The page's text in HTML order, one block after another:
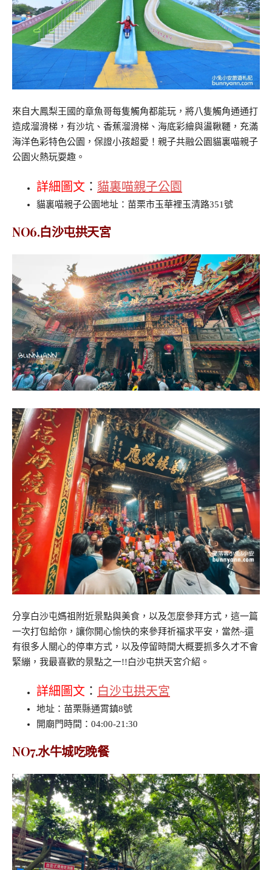
來自大鳳梨王國的章魚哥每隻觸角都能玩，將八隻觸角通通打
造成溜滑梯，有沙坑、香蕉溜滑梯、海底彩繪與盪鞦韆，充滿
海洋色彩特色公園，保證小孩超愛！親子共融公園貓裏喵親子
公園火熱玩耍趣。
詳細圖文 ： 貓裏喵親子公園
貓裏喵親子公園地址：苗栗市玉華裡玉清路351號
NO6.白沙屯拱天宮
分享白沙屯媽祖附近景點與美食，以及怎麼參拜方式，這一篇
一次打包給你，讓你開心愉快的來參拜祈福求平安，當然~還
有很多人關心的停車方式，以及停留時間大概要抓多久才不會
緊繃，我最喜歡的景點之一!!白沙屯拱天宮介紹。
詳細圖文 ： 白沙屯拱天宮
地址：苗栗縣通霄鎮8號
開廟門時間：04:00-21:30
NO7.水牛城吃晚餐